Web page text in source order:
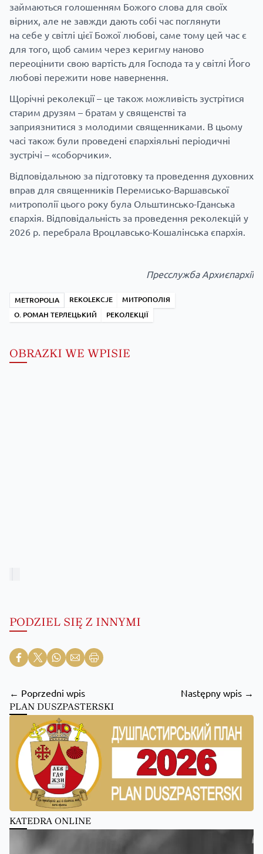
займаються голошенням Божого слова для своїх
вірних, але не завжди дають собі час поглянути
на себе у світлі цієї Божої любові, саме тому цей час є
для того, щоб самим через керигму наново
переоцінити свою вартість для Господа та у світлі Його
любові пережити нове навернення.
Щорічні реколекції – це також можливість зустрітися
старим друзям – братам у священстві та
заприязнитися з молодими священниками. В цьому
часі також були проведені єпархіяльні періодичні
зустрічі – «соборчики».
Відповідальною за підготовку та проведення духовних
вправ для священників Перемисько-Варшавської
митрополії цього року була Ольштинсько-Гданська
єпархія. Відповідальність за проведення реколекцій у
2026 р. перебрала Вроцлавсько-Кошалінська єпархія.
Пресслужба Архиєпархії
METROPOLIA REKOLEKCJE
МИТРОПОЛІЯ
О. РОМАН ТЕРЛЕЦЬКИЙ
РЕКОЛЕКЦІЇ
OBRAZKI WE WPISIE
PODZIEL SIĘ Z INNYMI
← Poprzedni wpis Następny wpis →
PLAN DUSZPASTERSKI
KATEDRA ONLINE